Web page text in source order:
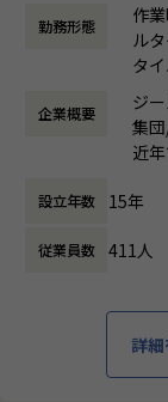
・お客様環境と
に応じて利用す
・チームメンバ
点から意見を出し
◎ワークライフバ
・平均残業時間
り残業時間が多
ります。
・コミュニケー
オンラインミーテ
◎募集部門の紹介
ゼロトラスト事
く、DB、インフ
のコミュニケー
アップ・キャリ
●エンドユーザー
定義など上流工
適正に応じて、
勤務形態
作
ル
タ
労
働
時
休
企業概要
ジ
集
近
す
顧
設立年数 15年
従業員数 411人
詳